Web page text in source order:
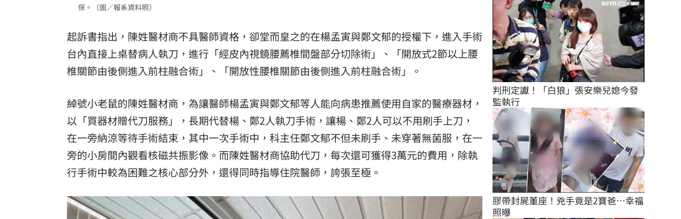
保。（圖／報系資料照）
起訴書指出，陳姓醫材商不具醫師資格，卻堂而皇之的在楊孟寅與鄭文郁的授權下，進入手術
台內直接上桌替病人執刀，進行「經皮內視鏡腰薦椎間盤部分切除術」、「開放式2節以上腰
椎關節由後側進入前柱融合術」、「開放性腰椎關節由後側進入前柱融合術」。
綽號小老鼠的陳姓醫材商，為讓醫師楊孟寅與鄭文郁等人能向病患推薦使用自家的醫療器材，
以「買器材贈代刀服務」，長期代替楊、鄭2人執刀手術，讓楊、鄭2人可以不用刷手上刀，
在一旁納涼等待手術結束，其中一次手術中，科主任鄭文郁不但未刷手、未穿著無菌服，在一
旁的小房間內觀看核磁共振影像。而陳姓醫材商協助代刀，每次還可獲得3萬元的費用，除執
行手術中較為困難之核心部分外，還得同時指導住院醫師，誇張至極。
判刑定讞！「白狼」張安樂兒媳今發
監執行
膠帶封屍董座！兇手竟是2寶爸…幸福
照曝